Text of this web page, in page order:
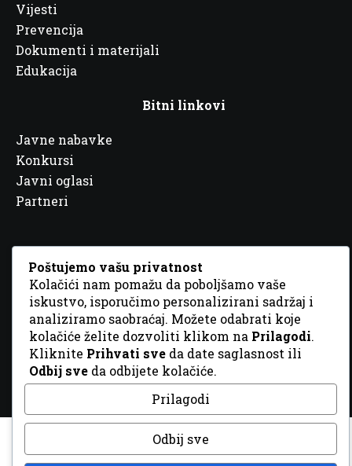
Vijesti
Prevencija
Dokumenti i materijali
Edukacija
Bitni linkovi
Javne nabavke
Konkursi
Javni oglasi
Partneri
© 2026 Sva prava zadržana. DizajnGordonDM
Poštujemo vašu privatnost
Kolačići nam pomažu da poboljšamo vaše
iskustvo, isporučimo personalizirani sadržaj i
analiziramo saobraćaj. Možete odabrati koje
kolačiće želite dozvoliti klikom na Prilagodi.
Kliknite Prihvati sve da date saglasnost ili
Odbij sve da odbijete kolačiće.
Prilagodi
Odbij sve